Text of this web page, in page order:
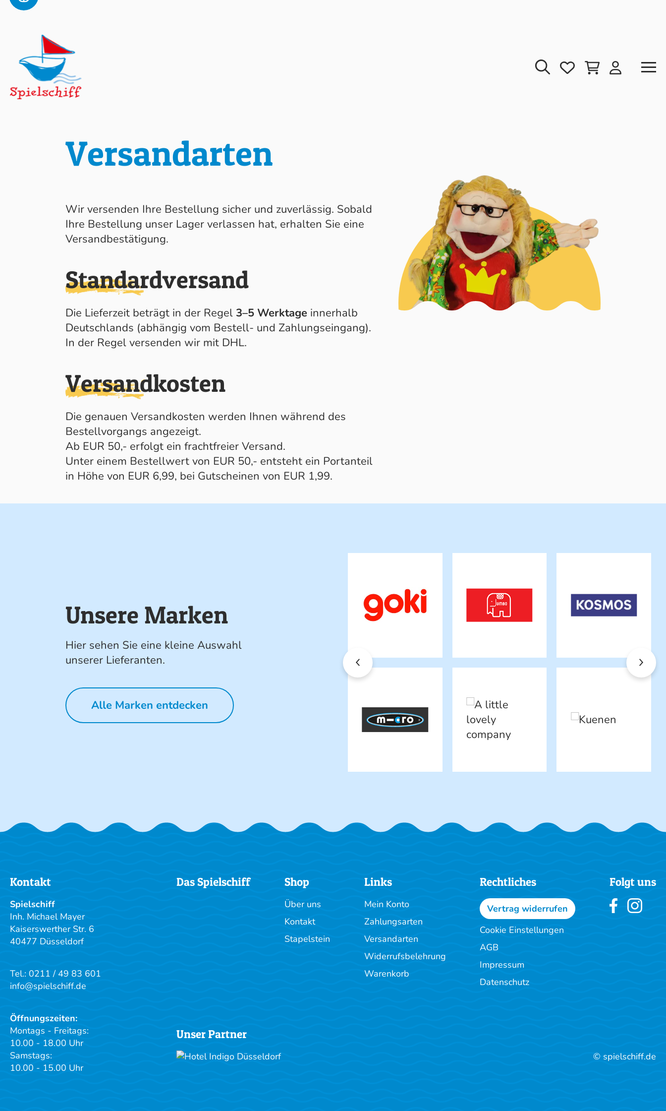
Versandarten
Wir versenden Ihre Bestellung sicher und zuverlässig. Sobald
Ihre Bestellung unser Lager verlassen hat, erhalten Sie eine
Versandbestätigung.
Standardversand
Die Lieferzeit beträgt in der Regel 3–5 Werktage innerhalb
Deutschlands (abhängig vom Bestell- und Zahlungseingang).
In der Regel versenden wir mit DHL.
Versandkosten
Die genauen Versandkosten werden Ihnen während des
Bestellvorgangs angezeigt.
Ab EUR 50,- erfolgt ein frachtfreier Versand.
Unter einem Bestellwert von EUR 50,- entsteht ein Portanteil
in Höhe von EUR 6,99, bei Gutscheinen von EUR 1,99.
Unsere Marken
Hier sehen Sie eine kleine Auswahl
unserer Lieferanten.
Alle Marken entdecken
Kontakt
Spielschiff
Inh. Michael Mayer
Kaiserswerther Str. 6
40477 Düsseldorf
Tel.: 0211 / 49 83 601
info@spielschiff.de
Öffnungszeiten:
Montags - Freitags:
10.00 - 18.00 Uhr
Samstags:
10.00 - 15.00 Uhr
Das Spielschiff Shop
Über uns
Kontakt
Stapelstein
Links
Mein Konto
Zahlungsarten
Versandarten
Widerrufsbelehrung
Warenkorb
Rechtliches
Vertrag widerrufen
Cookie Einstellungen
AGB
Impressum
Datenschutz
Folgt uns
Unser Partner
© spielschiff.de